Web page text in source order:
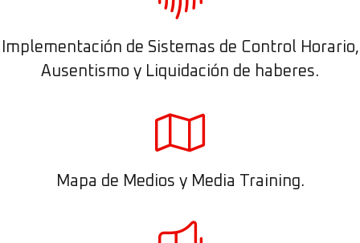
Implementación de Sistemas de Control Horario,
Ausentismo y Liquidación de haberes.
Mapa de Medios y Media Training.